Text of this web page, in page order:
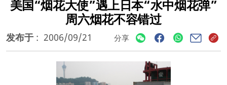
美国“烟花大使”遇上日本“水中烟花弹”
周六烟花不容错过
发布于 : 2006/09/21 分享